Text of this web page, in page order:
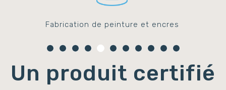
Fabrication de peinture et encres
Un produit certifié